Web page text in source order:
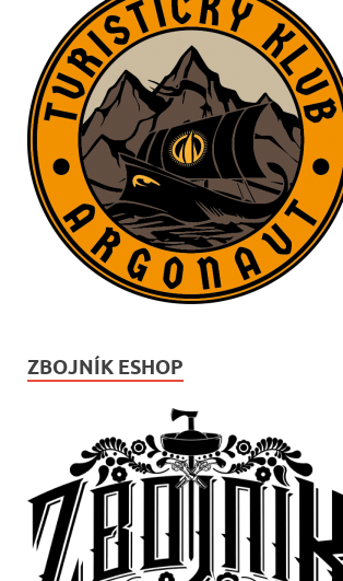
ZBOJNÍK ESHOP